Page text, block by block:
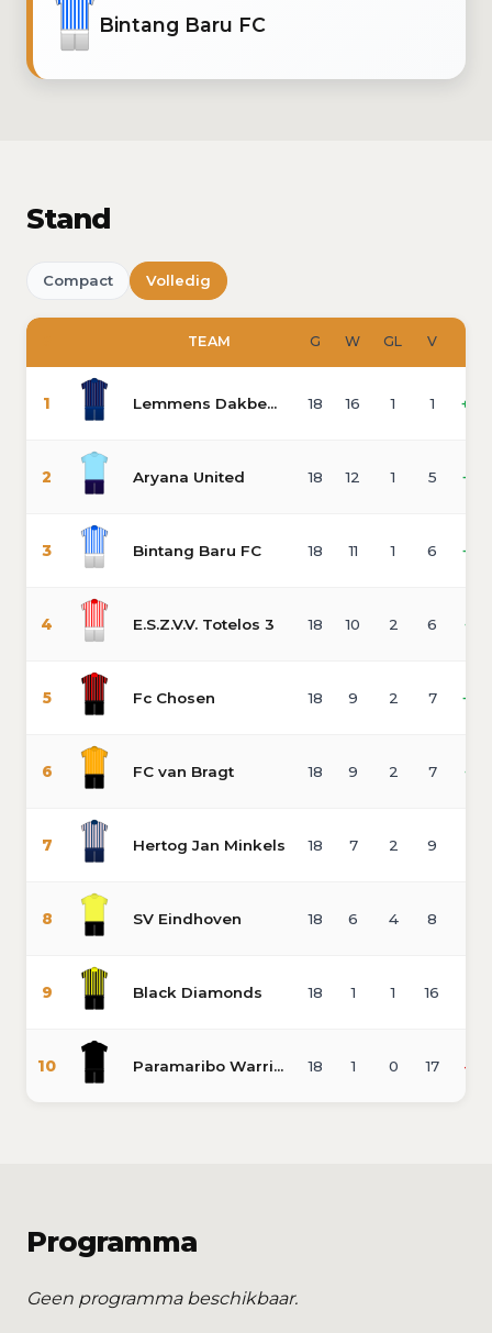
Bintang Baru FC
Stand
Compact Volledig
TEAM G W GL V
1 Lemmens Dakbedekking 18 16 1 1 +80
2 Aryana United 18 12 1 5 +32
3 Bintang Baru FC 18 11 1 6 +27
4 E.S.Z.V.V. Totelos 3 18 10 2 6 +19
5 Fc Chosen 18 9 2 7 +22
6 FC van Bragt 18 9 2 7 +12
7 Hertog Jan Minkels 18 7 2 9
8 SV Eindhoven 18 6 4 8
9 Black Diamonds 18 1 1 16
10 Paramaribo Warriors 18 1 0 17 -75
Programma
Geen programma beschikbaar.